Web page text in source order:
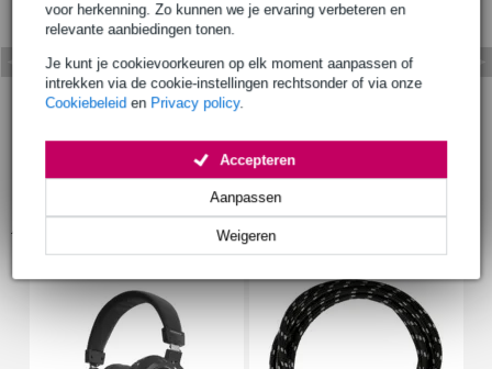
voor herkenning. Zo kunnen we je ervaring verbeteren en
relevante aanbiedingen tonen.
Je kunt je cookievoorkeuren op elk moment aanpassen of
intrekken via de cookie-instellingen rechtsonder of via onze
Cookiebeleid en Privacy policy.
Weigeren
Aanpassen
Accepteren